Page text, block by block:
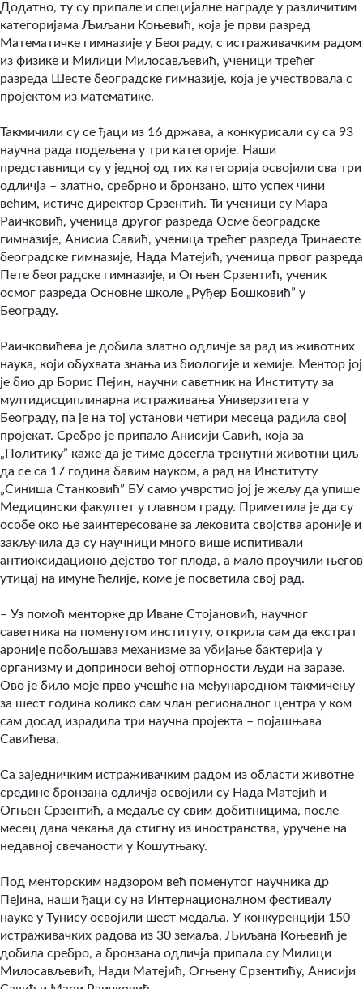
Додатно, ту су припале и специјалне награде у различитим
категоријама Љиљани Коњевић, која је први разред
Математичке гимназије у Београду, с истраживачким радом
из физике и Милици Милосављевић, ученици трећег
разреда Шесте београдске гимназије, која је учествовала с
пројектом из математике.
Такмичили су се ђаци из 16 држава, а конкурисали су са 93
научна рада подељена у три категорије. Наши
представници су у једној од тих категорија освојили сва три
одличја – златно, сребрно и бронзано, што успех чини
већим, истиче директор Срзентић. Ти ученици су Мара
Раичковић, ученица другог разреда Осме београдске
гимназије, Анисиа Савић, ученица трећег разреда Тринаесте
београдске гимназије, Нада Матејић, ученица првог разреда
Пете београдске гимназије, и Огњен Срзентић, ученик
осмог разреда Основне школе „Руђер Бошковић” у
Београду.
Раичковићева је добила златно одличје за рад из животних
наука, који обухвата знања из биологије и хемије. Ментор јој
је био др Борис Пејин, научни саветник на Институту за
мултидисциплинарна истраживања Универзитета у
Београду, па је на тој установи четири месеца радила свој
пројекат. Сребро је припало Анисији Савић, која за
„Политику” каже да је тиме досегла тренутни животни циљ
да се са 17 година бавим науком, а рад на Институту
„Синиша Станковић” БУ само учврстио јој је жељу да упише
Медицински факултет у главном граду. Приметила је да су
особе око ње заинтересоване за лековита својства ароније и
закључила да су научници много више испитивали
антиоксидационо дејство тог плода, а мало проучили његов
утицај на имуне ћелије, коме је посветила свој рад.
– Уз помоћ менторке др Иване Стојановић, научног
саветника на поменутом институту, открила сам да екстрат
ароније побољшава механизме за убијање бактерија у
организму и доприноси већој отпорности људи на заразе.
Ово је било моје прво учешће на међународном такмичењу
за шест година колико сам члан регионалног центра у ком
сам досад израдила три научна пројекта – појашњава
Савићева.
Са заједничким истраживачким радом из области животне
средине бронзана одличја освојили су Нада Матејић и
Огњен Срзентић, а медаље су свим добитницима, после
месец дана чекања да стигну из иностранства, уручене на
недавној свечаности у Кошутњаку.
Под менторским надзором већ поменутог научника др
Пејина, наши ђаци су на Интернационалном фестивалу
науке у Тунису освојили шест медаља. У конкуренцији 150
истраживачких радова из 30 земаља, Љиљана Коњевић је
добила сребро, а бронзана одличја припала су Милици
Милосављевић, Нади Матејић, Огњену Срзентићу, Анисији